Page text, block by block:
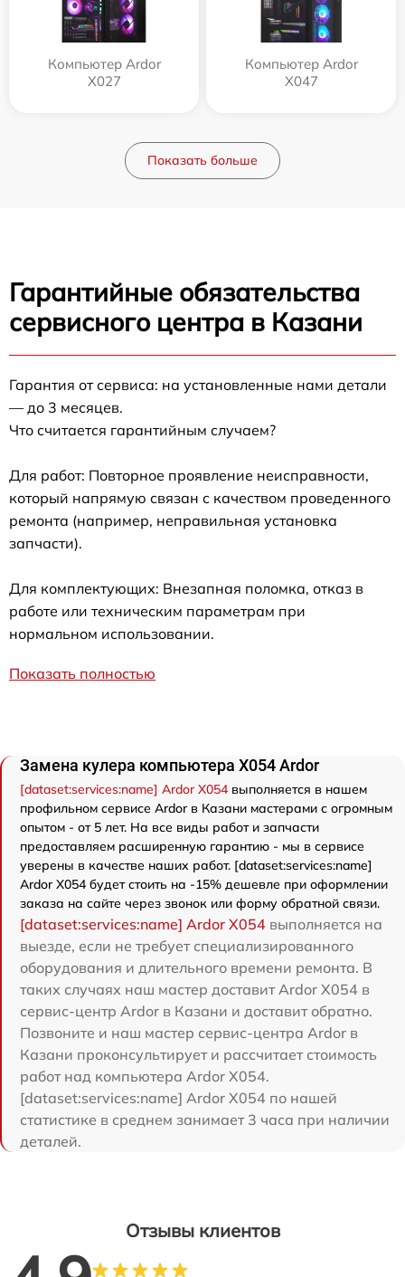
Компьютер Ardor
X027
Компьютер Ardor
X047
Показать больше
Гарантийные обязательства
сервисного центра в Казани
Гарантия от сервиса: на установленные нами детали
— до 3 месяцев.
Что считается гарантийным случаем?
Для работ: Повторное проявление неисправности,
который напрямую связан с качеством проведенного
ремонта (например, неправильная установка
запчасти).
Для комплектующих: Внезапная поломка, отказ в
работе или техническим параметрам при
нормальном использовании.
Показать полностью
Замена кулера компьютера X054 Ardor
[dataset:services:name] Ardor X054 выполняется в нашем
профильном сервисе Ardor в Казани мастерами с огромным
опытом - от 5 лет. На все виды работ и запчасти
предоставляем расширенную гарантию - мы в сервисе
уверены в качестве наших работ. [dataset:services:name]
Ardor X054 будет стоить на -15% дешевле при оформлении
заказа на сайте через звонок или форму обратной связи.
[dataset:services:name] Ardor X054 выполняется на
выезде, если не требует специализированного
оборудования и длительного времени ремонта. В
таких случаях наш мастер доставит Ardor X054 в
сервис-центр Ardor в Казани и доставит обратно.
Позвоните и наш мастер сервис-центра Ardor в
Казани проконсультирует и рассчитает стоимость
работ над компьютера Ardor X054.
[dataset:services:name] Ardor X054 по нашей
статистике в среднем занимает 3 часа при наличии
деталей.
Отзывы клиентов